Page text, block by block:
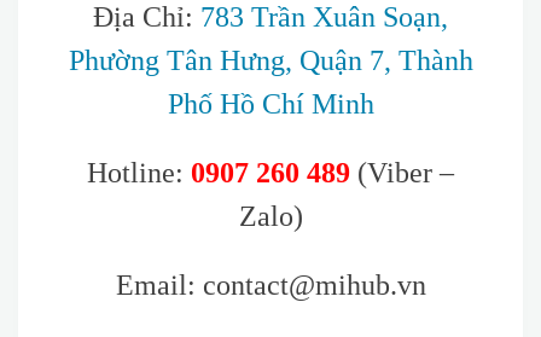
Địa Chỉ: 783 Trần Xuân Soạn,
Phường Tân Hưng, Quận 7, Thành
Phố Hồ Chí Minh
Hotline: 0907 260 489 (Viber –
Zalo)
Email: contact@mihub.vn